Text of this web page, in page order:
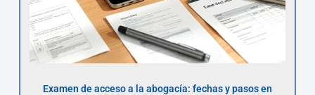
Examen de acceso a la abogacía: fechas y pasos en